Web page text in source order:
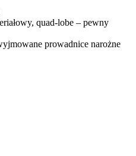
quad‑lobe – pewny
prowadnice narożne